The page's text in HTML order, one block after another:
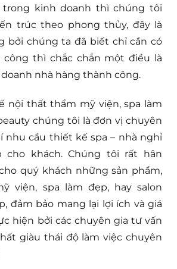
trong kinh doanh thì chúng tôi
trúc theo phong thủy, đây là
bởi chúng ta đã biết chỉ cần có
thì chắc chắn một điều là
nhà hàng thành công.
nội thất thẩm mỹ viện, spa làm
chúng tôi là đơn vị chuyên
nhu cầu thiết kế spa – nhà nghỉ
cho khách. Chúng tôi rất hân
quý khách những sản phẩm,
viện, spa làm đẹp, hay salon
đảm bảo mang lại lợi ích và giá
hiện bởi các chuyên gia tư vấn
giàu thái độ làm việc chuyên